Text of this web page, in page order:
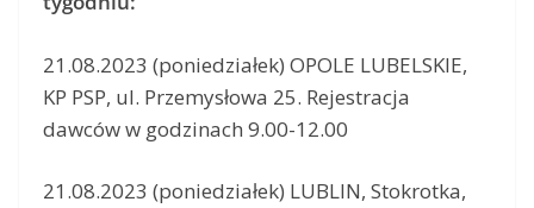
21.08.2023 (poniedziałek) OPOLE LUBELSKIE,
KP PSP, ul. Przemysłowa 25. Rejestracja
dawców w godzinach 9.00-12.00
21.08.2023 (poniedziałek) LUBLIN, Stokrotka,